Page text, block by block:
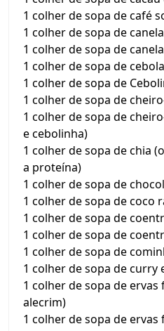
1 colher de sopa de café
1 colher de sopa de
1 colher de sopa de
1 colher de sopa de
1 colher de sopa de
1 colher de sopa de
1 colher de sopa de
e cebolinha)
1 colher de sopa de chia
a proteína)
1 colher de sopa de
1 colher de sopa de coco
1 colher de sopa de
1 colher de sopa de
1 colher de sopa de
1 colher de sopa de curry
1 colher de sopa de
alecrim)
1 colher de sopa de